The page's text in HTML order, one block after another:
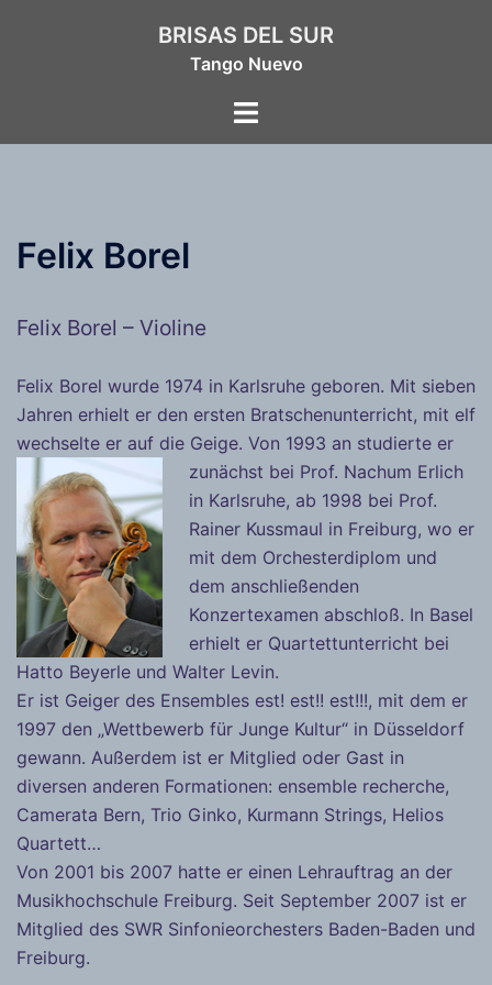
BRISAS DEL SUR
Tango Nuevo
Menü
Felix Borel
Felix Borel – Violine
Felix Borel wurde 1974 in Karlsruhe geboren. Mit sieben
Jahren erhielt er den ersten Bratschenunterricht, mit elf
wechselte er auf die Geige. Von 1993 an studierte er
zunächst bei Prof. Nachum Erlich
in Karlsruhe, ab 1998 bei Prof.
Rainer Kussmaul in Freiburg, wo er
mit dem Orchesterdiplom und
dem anschließenden
Konzertexamen abschloß. In Basel
erhielt er Quartettunterricht bei
Hatto Beyerle und Walter Levin.
Er ist Geiger des Ensembles est! est!! est!!!, mit dem er
1997 den „Wettbewerb für Junge Kultur“ in Düsseldorf
gewann. Außerdem ist er Mitglied oder Gast in
diversen anderen Formationen: ensemble recherche,
Camerata Bern, Trio Ginko, Kurmann Strings, Helios
Quartett…
Von 2001 bis 2007 hatte er einen Lehrauftrag an der
Musikhochschule Freiburg. Seit September 2007 ist er
Mitglied des SWR Sinfonieorchesters Baden-Baden und
Freiburg.